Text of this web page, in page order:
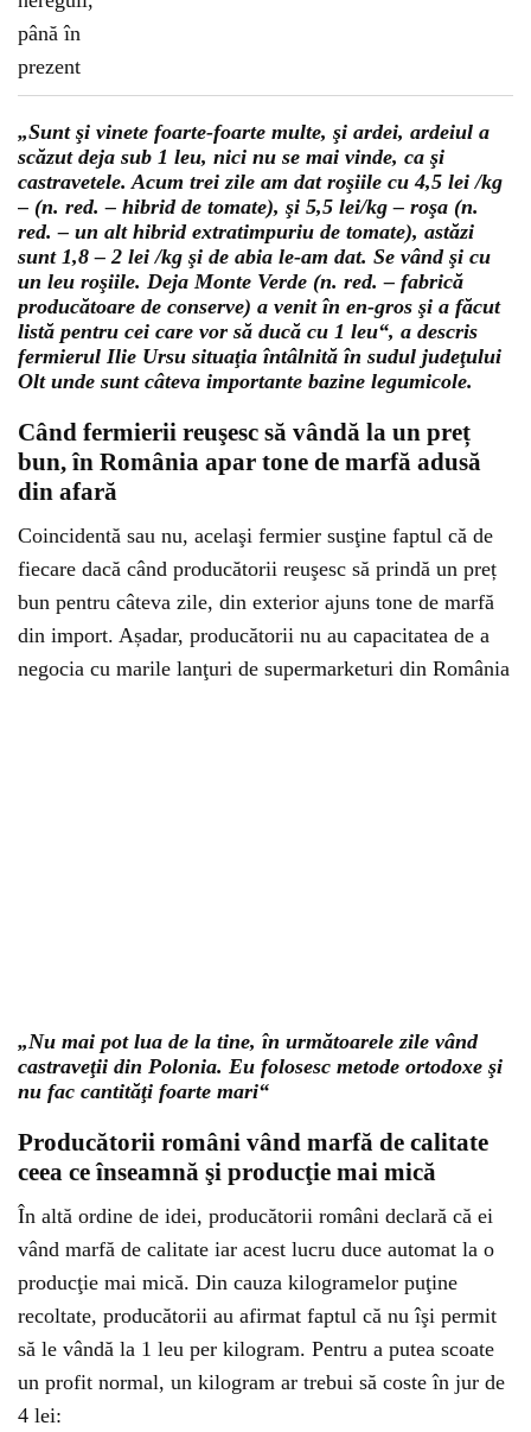
„Sunt şi vinete foarte-foarte multe, şi ardei, ardeiul a
scăzut deja sub 1 leu, nici nu se mai vinde, ca şi
castravetele. Acum trei zile am dat roşiile cu 4,5 lei /kg
– (n. red. – hibrid de tomate), şi 5,5 lei/kg – roşa (n.
red. – un alt hibrid extratimpuriu de tomate), astăzi
sunt 1,8 – 2 lei /kg şi de abia le-am dat. Se vând şi cu
un leu roşiile. Deja Monte Verde (n. red. – fabrică
producătoare de conserve) a venit în en-gros şi a făcut
listă pentru cei care vor să ducă cu 1 leu“, a descris
fermierul Ilie Ursu situaţia întâlnită în sudul judeţului
Olt unde sunt câteva importante bazine legumicole.
Când fermierii reuşesc să vândă la un preț
bun, în România apar tone de marfă adusă
din afară
Coincidentă sau nu, acelaşi fermier susţine faptul că de
fiecare dacă când producătorii reuşesc să prindă un preț
bun pentru câteva zile, din exterior ajuns tone de marfă
din import. Așadar, producătorii nu au capacitatea de a
negocia cu marile lanţuri de supermarketuri din România
„Nu mai pot lua de la tine, în următoarele zile vând
castraveţii din Polonia. Eu folosesc metode ortodoxe şi
nu fac cantităţi foarte mari“
Producătorii români vând marfă de calitate
ceea ce înseamnă şi producţie mai mică
În altă ordine de idei, producătorii români declară că ei
vând marfă de calitate iar acest lucru duce automat la o
producţie mai mică. Din cauza kilogramelor puţine
recoltate, producătorii au afirmat faptul că nu îşi permit
să le vândă la 1 leu per kilogram. Pentru a putea scoate
un profit normal, un kilogram ar trebui să coste în jur de
4 lei: